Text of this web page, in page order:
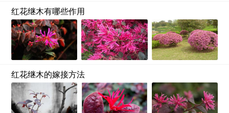
红花继木有哪些作用
红花继木的嫁接方法